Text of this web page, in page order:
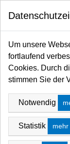
Startseite Kabel /
XLR
Um unsere
fortlaufend
Cookies. Durch
stimmen Sie der
Notwendig
Statistik mehr